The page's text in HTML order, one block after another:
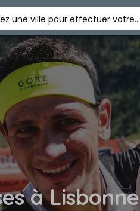
Indiquez une ville pour effectuer votre recherche
à Lisbonne